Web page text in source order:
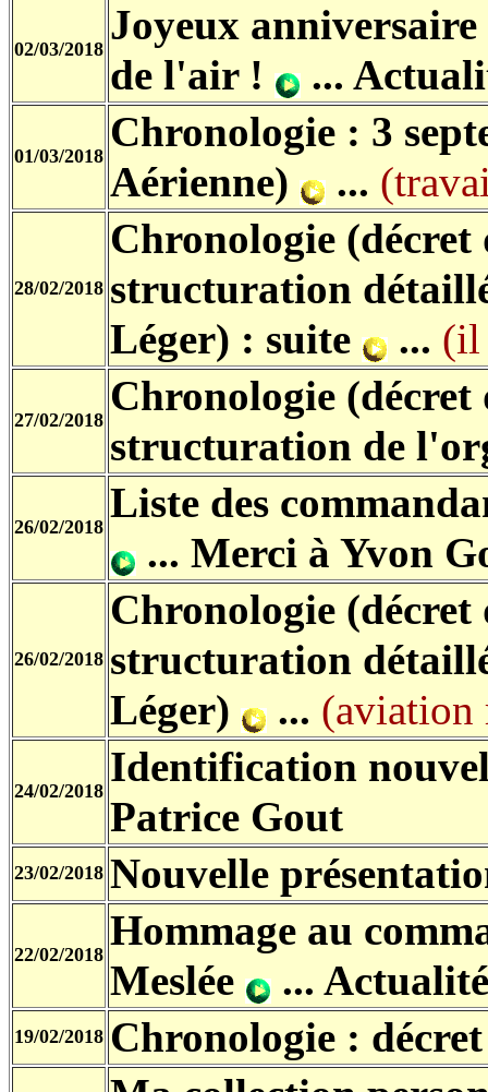
02/03/2018 Joyeux
de l'air !
...
01/03/2018 Chronologie : 3
Aérienne)
...
28/02/2018
Chronologie
structuration
Léger) : suite ... (il
27/02/2018 Chronologie
structuration de
26/02/2018 Liste des
... Merci à Yvon
26/02/2018
Chronologie
structuration
Léger)
... (aviation
24/02/2018 Identification
Patrice Gout
23/02/2018 Nouvelle
22/02/2018 Hommage au
Meslée
...
19/02/2018 Chronologie :